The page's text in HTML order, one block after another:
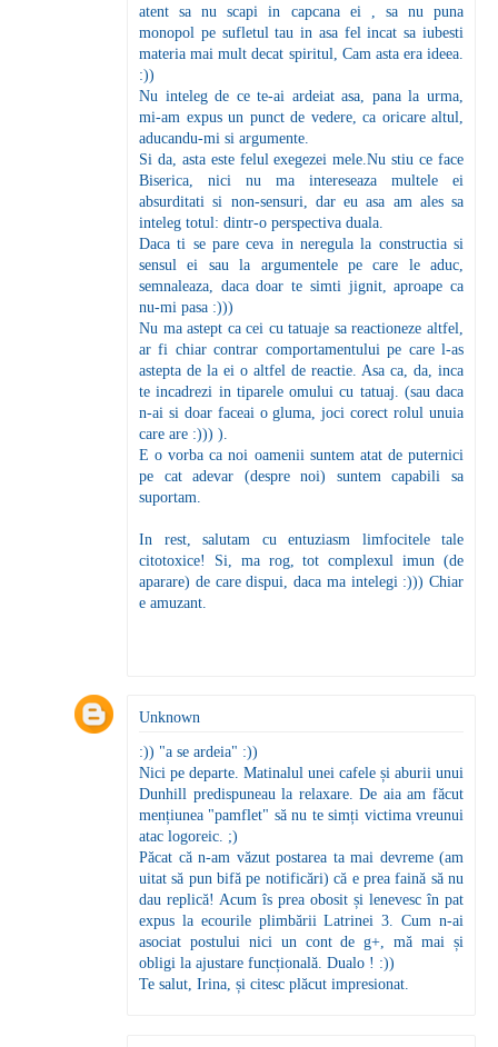
atent sa nu scapi in capcana ei , sa nu puna
monopol pe sufletul tau in asa fel incat sa iubesti
materia mai mult decat spiritul, Cam asta era ideea.
:))
Nu inteleg de ce te-ai ardeiat asa, pana la urma,
mi-am expus un punct de vedere, ca oricare altul,
aducandu-mi si argumente.
Si da, asta este felul exegezei mele.Nu stiu ce face
Biserica, nici nu ma intereseaza multele ei
absurditati si non-sensuri, dar eu asa am ales sa
inteleg totul: dintr-o perspectiva duala.
Daca ti se pare ceva in neregula la constructia si
sensul ei sau la argumentele pe care le aduc,
semnaleaza, daca doar te simti jignit, aproape ca
nu-mi pasa :)))
Nu ma astept ca cei cu tatuaje sa reactioneze altfel,
ar fi chiar contrar comportamentului pe care l-as
astepta de la ei o altfel de reactie. Asa ca, da, inca
te incadrezi in tiparele omului cu tatuaj. (sau daca
n-ai si doar faceai o gluma, joci corect rolul unuia
care are :))) ).
E o vorba ca noi oamenii suntem atat de puternici
pe cat adevar (despre noi) suntem capabili sa
suportam.
In rest, salutam cu entuziasm limfocitele tale
citotoxice! Si, ma rog, tot complexul imun (de
aparare) de care dispui, daca ma intelegi :))) Chiar
e amuzant.
Unknown
:)) "a se ardeia" :))
Nici pe departe. Matinalul unei cafele și aburii unui
Dunhill predispuneau la relaxare. De aia am făcut
mențiunea "pamflet" să nu te simți victima vreunui
atac logoreic. ;)
Păcat că n-am văzut postarea ta mai devreme (am
uitat să pun bifă pe notificări) că e prea faină să nu
dau replică! Acum îs prea obosit și lenevesc în pat
expus la ecourile plimbării Latrinei 3. Cum n-ai
asociat postului nici un cont de g+, mă mai și
obligi la ajustare funcțională. Dualo ! :))
Te salut, Irina, și citesc plăcut impresionat.